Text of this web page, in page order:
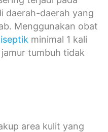
daerah-daerah yang
Menggunakan obat
minimal 1 kali
tumbuh tidak
area kulit yang